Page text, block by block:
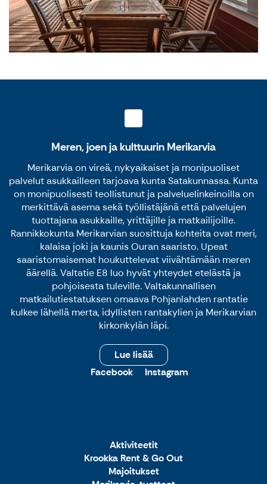
Meren, joen ja kulttuurin Merikarvia
Merikarvia on vireä, nykyaikaiset ja monipuoliset
palvelut asukkailleen tarjoava kunta Satakunnassa. Kunta
on monipuolisesti teollistunut ja palveluelinkeinoilla on
merkittävä asema sekä työllistäjänä että palvelujen
tuottajana asukkaille, yrittäjille ja matkailijoille.
Rannikkokunta Merikarvian suosittuja kohteita ovat meri,
kalaisa joki ja kaunis Ouran saaristo. Upeat
saaristomaisemat houkuttelevat viivähtämään meren
äärellä. Valtatie E8 luo hyvät yhteydet etelästä ja
pohjoisesta tuleville. Valtakunnallisen
matkailutiestatuksen omaava Pohjanlahden rantatie
kulkee lähellä merta, idyllisten rantakylien ja Merikarvian
kirkonkylän läpi.
Lue lisää
Facebook
Instagram
Aktiviteetit
Krookka Rent & Go Out
Majoitukset